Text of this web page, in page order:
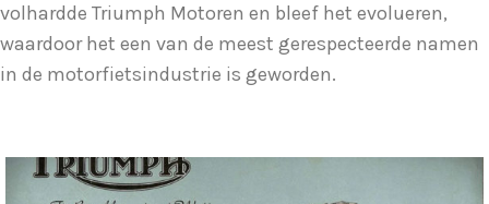
volhardde Triumph Motoren en bleef het evolueren,
waardoor het een van de meest gerespecteerde namen
in de motorfietsindustrie is geworden.